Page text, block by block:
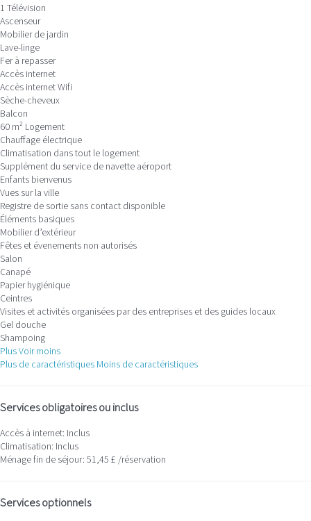
1 Télévision
Ascenseur
Mobilier de jardin
Lave-linge
Fer à repasser
Accès internet
Accès internetWifi
Sèche-cheveux
Balcon
60 m² Logement
Chauffage électrique
Climatisation dans tout le logement
Supplément du service de navette aéroport
Enfants bienvenus
Vues sur la ville
Registre de sortie sans contact disponible
Éléments basiques
Mobilier d’extérieur
Fêtes et évenements non autorisés
Salon
Canapé
Papier hygiénique
Ceintres
Visites et activités organisées par des entreprises et des guides locaux
Gel douche
Shampoing
PlusVoir moins
Plus de caractéristiques Moins de caractéristiques
Services obligatoires ou inclus
Accès à internet: Inclus
Climatisation: Inclus
Ménage fin de séjour: 51,45 £ /réservation
Services optionnels